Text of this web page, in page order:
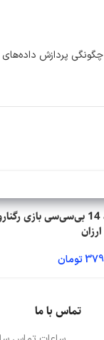
چگونگی پردازش
خرید 14 بی‌سی‌سی بازی
تومان
تماس با ما